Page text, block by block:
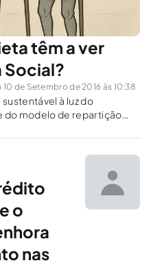
têm a ver
Social?
de Setembro de 2016 às 10:38
à luz do
do modelo de repartição
a viabilidade do
sociais como cláusulas
o
nas